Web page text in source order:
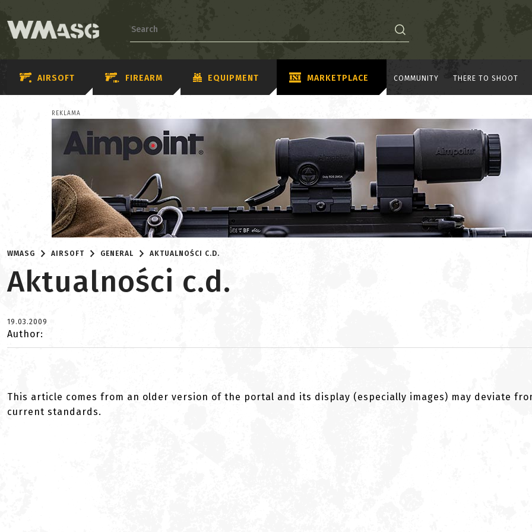
AIRSOFT FIREARM EQUIPMENT MARKETPLACE COMMUNITY THERE TO SHOOT
REKLAMA
WMASG AIRSOFT GENERAL AKTUALNOŚCI C.D.
Aktualności c.d.
19.03.2009
Author:
This article comes from an older version of the portal and its display (especially images) may deviate
current standards.